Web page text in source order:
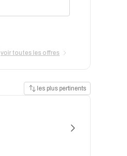
voir toutes les offres
les plus pertinents